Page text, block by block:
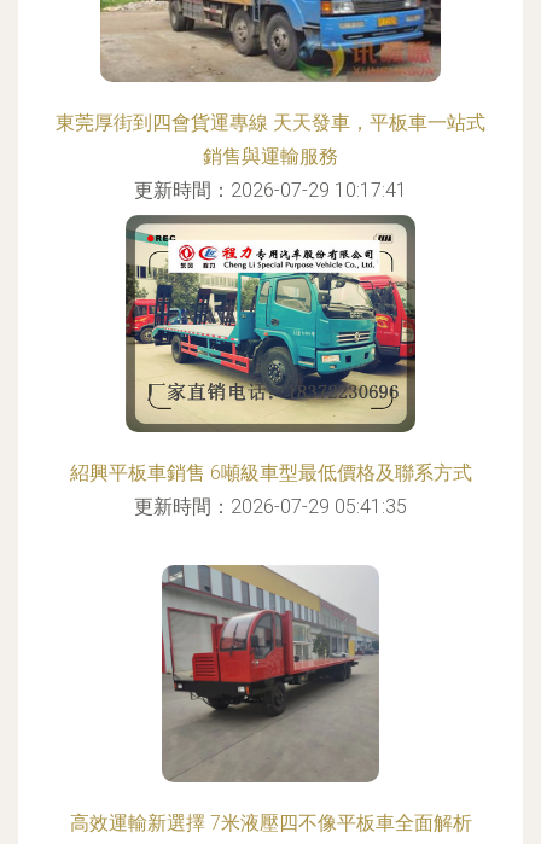
東莞厚街到四會貨運專線 天天發車，平板車一站式
銷售與運輸服務
更新時間：2026-07-29 10:17:41
紹興平板車銷售 6噸級車型最低價格及聯系方式
更新時間：2026-07-29 05:41:35
高效運輸新選擇 7米液壓四不像平板車全面解析